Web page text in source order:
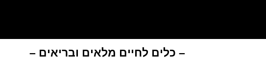
– כלים לחיים מלאים ובריאים –